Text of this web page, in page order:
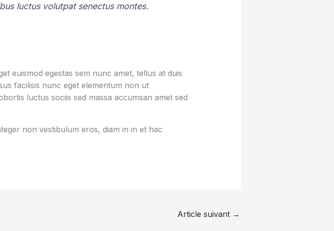
luctus volutpat senectus montes.
euismod egestas sem nunc amet, tellus at duis
facilisis nunc eget elementum non ut
luctus sociis sed massa accumsan amet sed
non vestibulum eros, diam in in et hac
Article suivant →